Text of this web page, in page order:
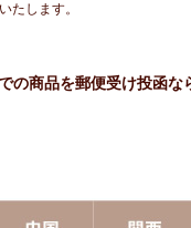
たします。
の商品を郵便受け投函